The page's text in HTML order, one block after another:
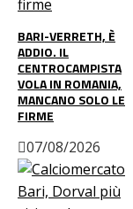
BARI-VERRETH, È
ADDIO. IL
CENTROCAMPISTA
VOLA IN ROMANIA,
MANCANO SOLO LE
FIRME
07/08/2026